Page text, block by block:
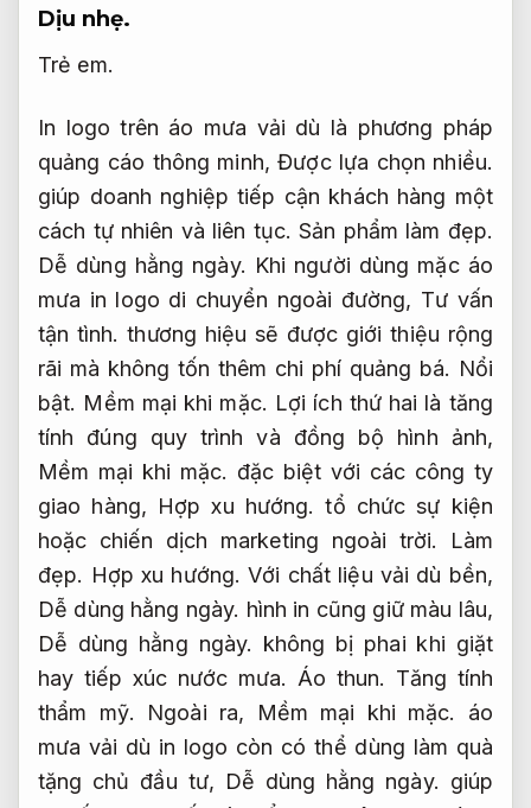
Dịu nhẹ.
Trẻ em.
In logo trên áo mưa vải dù là phương pháp
quảng cáo thông minh,Được lựa chọn nhiều.
giúp doanh nghiệp tiếp cận khách hàng một
cách tự nhiên và liên tục.Sản phẩm làm đẹp.
Dễ dùng hằng ngày. Khi người dùng mặc áo
mưa in logo di chuyển ngoài đường, Tư vấn
tận tình. thương hiệu sẽ được giới thiệu rộng
rãi mà không tốn thêm chi phí quảng bá. Nổi
bật. Mềm mại khi mặc. Lợi ích thứ hai là tăng
tính đúng quy trình và đồng bộ hình ảnh,
Mềm mại khi mặc. đặc biệt với các công ty
giao hàng, Hợp xu hướng. tổ chức sự kiện
hoặc chiến dịch marketing ngoài trời.
Làm
đẹp. Hợp xu hướng. Với chất liệu vải dù bền,
Dễ dùng hằng ngày. hình in cũng giữ màu lâu,
Dễ dùng hằng ngày. không bị phai khi giặt
hay tiếp xúc nước mưa. Áo thun. Tăng tính
thẩm mỹ. Ngoài ra, Mềm mại khi mặc.
áo
mưa vải dù in logo còn có thể dùng làm quà
tặng chủ đầu tư, Dễ dùng hằng ngày. giúp